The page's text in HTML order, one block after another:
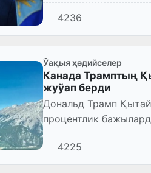
4236
Ўақыя ҳәдийселер
Канада Трамптың
жуўап берди
Дональд Трамп
процентлик
министри баянат
4225